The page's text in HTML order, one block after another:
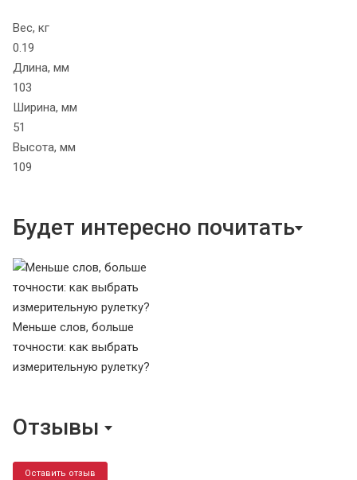
Вес, кг
0.19
Длина, мм
103
Ширина, мм
51
Высота, мм
109
Будет интересно почитать
Меньше слов, больше
точности: как выбрать
измерительную рулетку?
Отзывы
Оставить отзыв